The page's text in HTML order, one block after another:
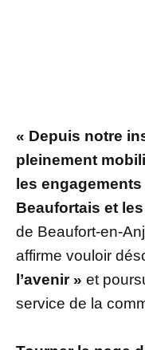
« Depuis notre
pleinement
les
Beaufortais et
de Beaufort-en-
affirme vouloir
l’avenir » et
service de la